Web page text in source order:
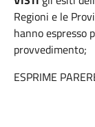
Regioni e le
hanno espresso
provvedimento;
ESPRIME